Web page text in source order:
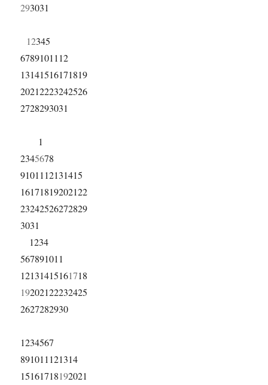
293031
12345
67891011 12
13141516171819
20212223242526
2728293031
1
2345678
91011 12131415
16171819202122
23242526272829
3031
1234
567891011
12131415161718
19202122232425
2627282930
1234567
891011 121314
15161718192021